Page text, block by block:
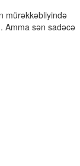
mürəkkəbliyində
Amma sən sadəcə